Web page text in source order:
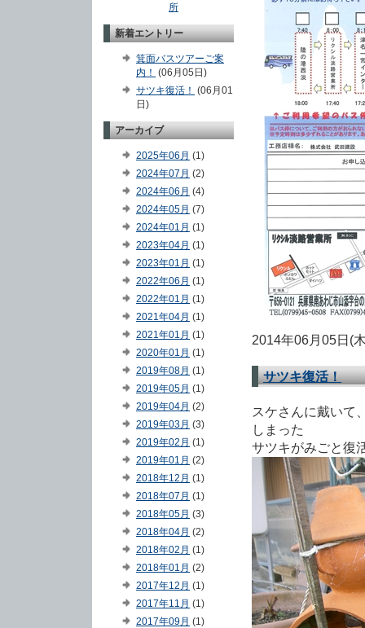
2014年06月05日(
サツキ復活！
スケさんに戴いて
しまった
サツキがみごと復
所
新着エントリー
箕面バスツアーご案
内！ (06月05日)
サツキ復活！ (06月01
日)
アーカイブ
2025年06月 (1)
2024年07月 (2)
2024年06月 (4)
2024年05月 (7)
2024年01月 (1)
2023年04月 (1)
2023年01月 (1)
2022年06月 (1)
2022年01月 (1)
2021年04月 (1)
2021年01月 (1)
2020年01月 (1)
2019年08月 (1)
2019年05月 (1)
2019年04月 (2)
2019年03月 (3)
2019年02月 (1)
2019年01月 (2)
2018年12月 (1)
2018年07月 (1)
2018年05月 (3)
2018年04月 (2)
2018年02月 (1)
2018年01月 (2)
2017年12月 (1)
2017年11月 (1)
2017年09月 (1)